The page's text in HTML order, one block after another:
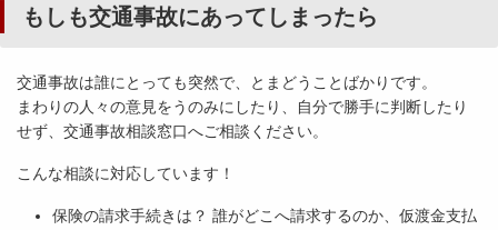
もしも交通事故にあってしまったら
交通事故は誰にとっても突然で、とまどうことばかりです。
まわりの人々の意見をうのみにしたり、自分で勝手に判断したり
せず、交通事故相談窓口へご相談ください。
こんな相談に対応しています！
保険の請求手続きは？ 誰がどこへ請求するのか、仮渡金支払